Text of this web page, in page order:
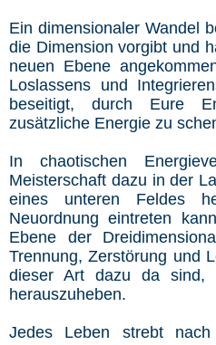
Ein dimensionaler Wandel
die Dimension vorgibt und
neuen Ebene
Loslassens und
beseitigt, durch Eure
zusätzliche Energie zu
In chaotischen
Meisterschaft dazu in der
eines unteren Feldes
Neuordnung eintreten
Ebene der
Trennung, Zerstörung und
dieser Art dazu da sind,
herauszuheben.
Jedes Leben strebt